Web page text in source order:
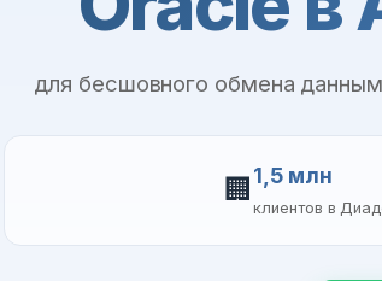
для бесшовного обмена
🏢 1,5 млн
клиентов в